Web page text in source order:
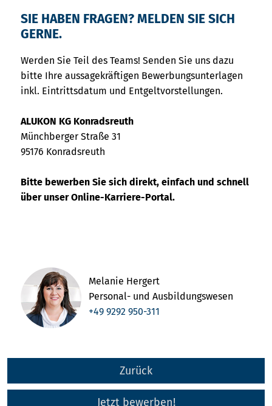
SIE HABEN FRAGEN? MELDEN SIE SICH
GERNE.
Werden Sie Teil des Teams! Senden Sie uns dazu
bitte Ihre aussagekräftigen Bewerbungsunterlagen
inkl. Eintrittsdatum und Entgeltvorstellungen.
ALUKON KG Konradsreuth
Münchberger Straße 31
95176 Konradsreuth
Bitte bewerben Sie sich direkt, einfach und schnell
über unser Online-Karriere-Portal.
Melanie Hergert
Personal- und Ausbildungswesen
+49 9292 950-311
Zurück
Jetzt bewerben!